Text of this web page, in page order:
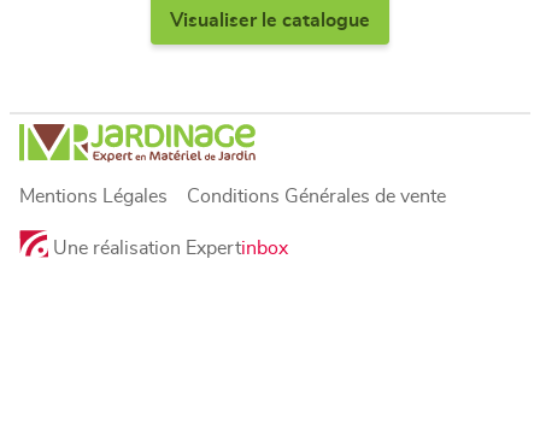
Visualiser le catalogue
Mentions Légales Conditions Générales de vente
Une réalisation Expertinbox